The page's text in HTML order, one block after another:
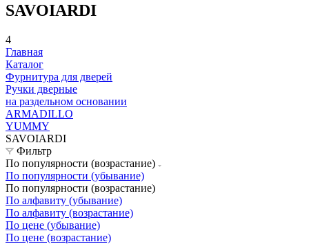
SAVOIARDI
4
Главная
Каталог
Фурнитура для дверей
Ручки дверные
на раздельном основании
ARMADILLO
YUMMY
SAVOIARDI
Фильтр
По популярности (возрастание)
По популярности (убывание)
По популярности (возрастание)
По алфавиту (убывание)
По алфавиту (возрастание)
По цене (убывание)
По цене (возрастание)